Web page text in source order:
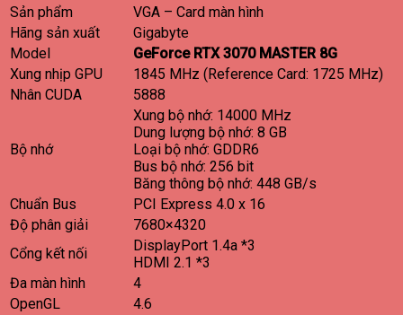
Sản phẩm
VGA – Card màn hình
Hãng sản xuất
Gigabyte
Model
GeForce RTX 3070 MASTER 8G
Xung nhịp GPU
1‎845 MHz (Reference Card: 1725 MHz)
Nhân CUDA
5‎888
Bộ nhớ
Xung bộ nhớ: 1‎4000 MHz
Dung lượng bộ nhớ: 8 GB
Loại bộ nhớ: GDDR6
Bus bộ nhớ: 256 bit
Băng thông bộ nhớ: 4‎48 GB/s
Chuẩn Bus
PCI Express 4.0 x 16
Độ phân giải
7‎680×4320
Cổng kết nối
DisplayPort 1.4a *3
HDMI 2.1 *3
Đa màn hình
4
OpenGL
4.6